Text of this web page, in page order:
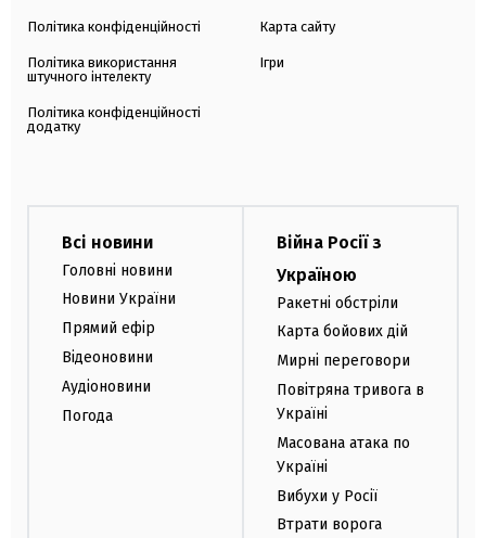
Політика конфіденційності
Політика використання
штучного інтелекту
Політика конфіденційності
додатку
Карта сайту
Ігри
Всі новини
Головні новини
Новини України
Прямий ефір
Відеоновини
Аудіоновини
Погода
Війна Росії з
Україною
Ракетні обстріли
Карта бойових дій
Мирні переговори
Повітряна тривога в
Україні
Масована атака по
Україні
Вибухи у Росії
Втрати ворога